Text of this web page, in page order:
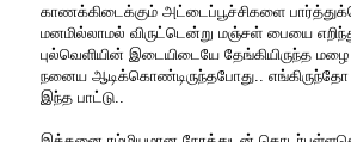
காணக்கிடைக்கும் அட்டைப்பூச்சிகளை
மனமில்லாமல் விருட்டென்று மஞ்சள் பையை
புல்வெளியின் இடையிடையே தேங்கியிருந்த
நனைய ஆடிக்கொண்டிருந்தபோது.. எங்கிருந்தோ
இந்த பாட்டு..